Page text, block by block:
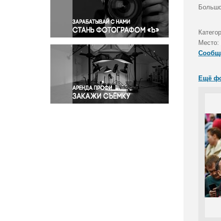
Правосудие
Происшествия и конфликты
Религия
Светская жизнь
Спорт
Экология
Экономика и бизнес
Место:
Ещё